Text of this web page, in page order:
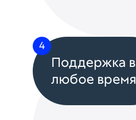
4
Поддержка в
любое время